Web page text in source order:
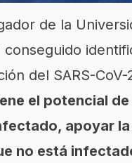
de la
del SARS-
el potencial
apoyar
no está